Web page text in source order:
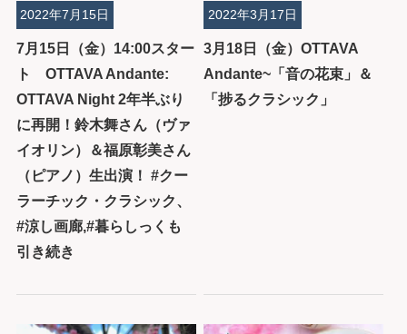
7月15日（金）14:00スター
ト OTTAVA Andante:
OTTAVA Night 2年半ぶり
に再開！鈴木舞さん（ヴァ
イオリン）＆福原彰美さん
（ピアノ）生出演！ #クー
ラーチック・クラシック、
#涼し画廊,#暮らしっくも
引き続き
2022年7月15日
3月18日（金）OTTAVA
Andante~「音の花束」＆
「捗るクラシック」
2022年3月17日